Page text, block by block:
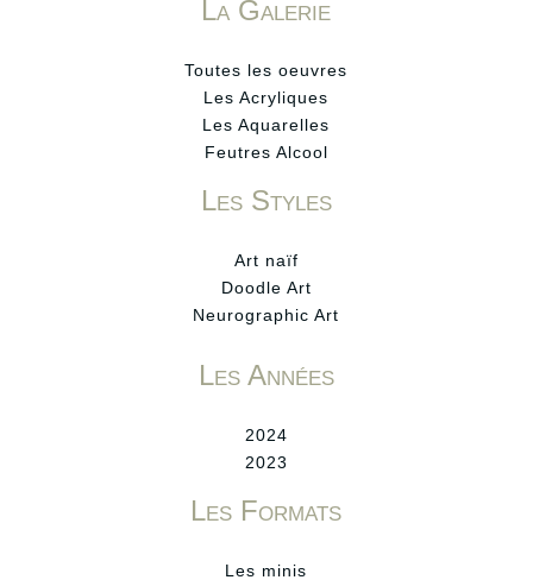
La Galerie
Toutes les oeuvres
Les Acryliques
Les Aquarelles
Feutres Alcool
Les Styles
Art naïf
Doodle Art
Neurographic Art
Les Années
2024
2023
Les Formats
Les minis